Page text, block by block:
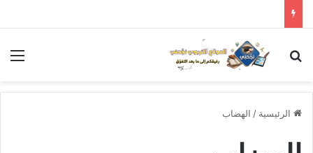
بحث عن
الرئيسية / الهضاب